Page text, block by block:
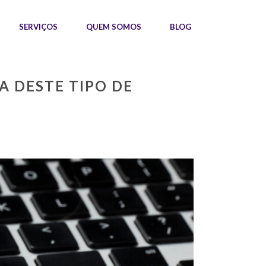
SERVIÇOS QUEM SOMOS BLOG
DESTE TIPO DE